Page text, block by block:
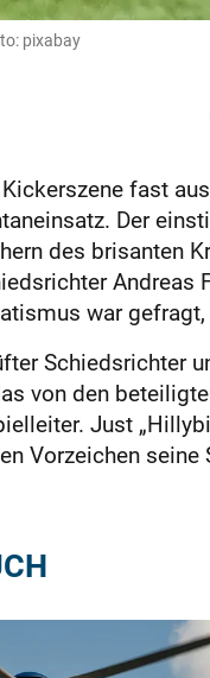
pixabay
fast
Der
des brisanten
Andreas
war
Schiedsrichter
von den
Just
Vorzeichen